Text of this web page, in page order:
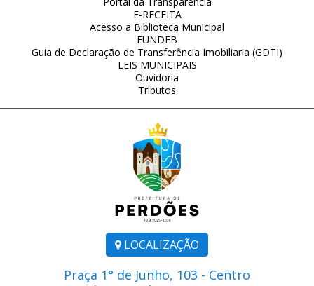
LOCALIZAÇÃO
Praça 1° de Junho, 103 - Centro
E-RECEITA
Acesso a Biblioteca Municipal
FUNDEB
Guia de Declaração de Transferência Imobiliaria (GDTI)
LEIS MUNICIPAIS
Ouvidoria
Tributos